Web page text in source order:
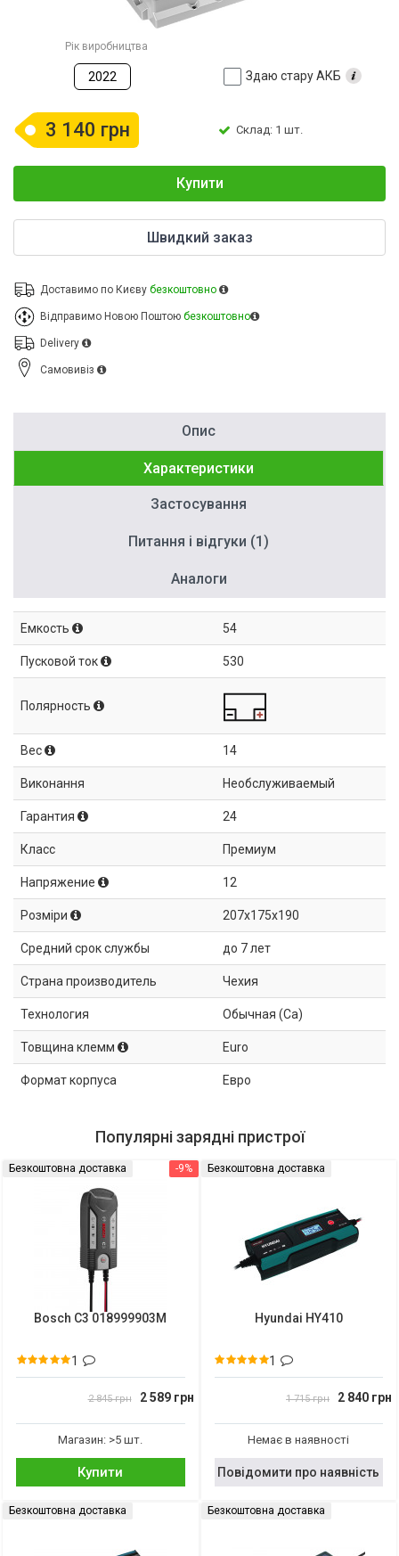
Рік виробництва
2022 Здаю стару АКБ
3 140 грн Склад: 1 шт.
Купити
Швидкий заказ
Доставимо по Києву безкоштовно
Відправимо Новою Поштою безкоштовно
Delivery
Cамовивіз
Опис
Характеристики
Застосування
Питання і відгуки (1)
Аналоги
Емкость 54
Пусковой ток 530
Полярность
Вес 14
Виконання Необслуживаемый
Гарантия 24
Класс Премиум
Напряжение 12
Розміри 207x175x190
Средний срок службы до 7 лет
Страна производитель Чехия
Технология Обычная (Ca)
Товщина клемм Euro
Формат корпуса Евро
Популярні зарядні пристрої
-9%
Безкоштовна доставка
Bosch C3 018999903M
1
2 845 грн 2 589 грн
Магазин: >5 шт.
Купити
Безкоштовна доставка
Hyundai HY410
1
1 715 грн 2 840 грн
Немає в наявності
Повідомити про наявність
Безкоштовна доставка Безкоштовна доставка